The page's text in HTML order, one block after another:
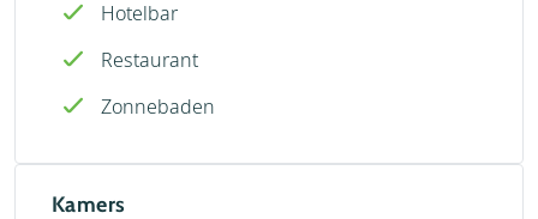
Hotelbar
Restaurant
Zonnebaden
Kamers